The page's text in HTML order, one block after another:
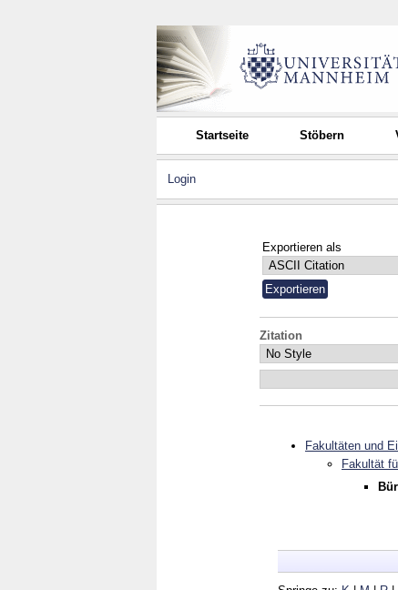
Startseite Stöbern
Login
Exportieren als
Zitation
Fakultäten und
Fakultät